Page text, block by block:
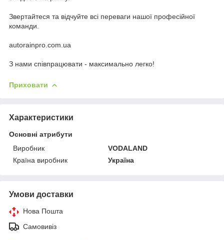
Звертайтеся та відчуйте всі переваги нашої професійної
команди.
autorainpro.com.ua
З нами співпрацювати - максимально легко!
Приховати
Характеристики
Основні атрибути
Виробник
VODALAND
Країна виробник
Україна
Умови доставки
Нова Пошта
Самовивіз